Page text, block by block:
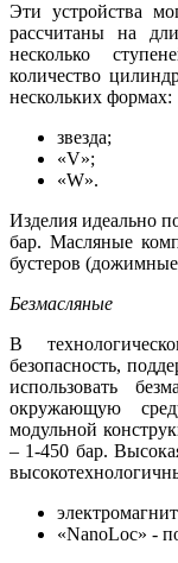
Эти устройства
рассчитаны на
несколько
количество
нескольких формах:
звезда;
«V»;
«W».
Изделия идеально
бар. Масляные
бустеров
Безмасляные
В
безопасность,
использовать
окружающую
модульной
– 1-450 бар.
«NanoLoc» -